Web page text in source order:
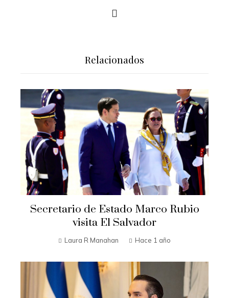
Relacionados
Secretario de Estado Marco Rubio
visita El Salvador
Laura R Manahan Hace 1 año